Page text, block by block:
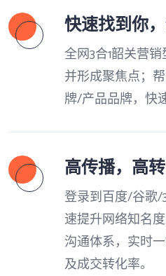
快速找到你
全网3合1韶关营
并形成聚焦点；
牌/产品品牌，快
高传播，高
登录到百度/谷歌
速提升网络知名
沟通体系，实时
及成交转化率。